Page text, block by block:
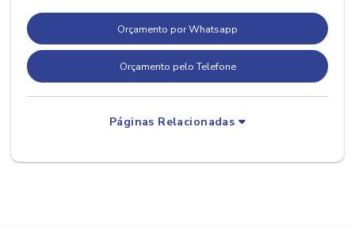
Orçamento por Whatsapp
Orçamento pelo Telefone
Páginas Relacionadas